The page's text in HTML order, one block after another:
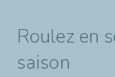
Roulez en
saison